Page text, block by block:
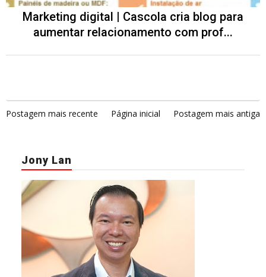
Marketing digital | Cascola cria blog para
aumentar relacionamento com prof...
Postagem mais recente Página inicial Postagem mais antiga
Jony Lan